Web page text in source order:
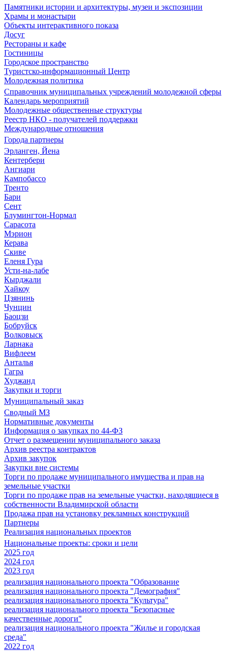
Памятники истории и архитектуры, музеи и экспозиции
Храмы и монастыри
Объекты интерактивного показа
Досуг
Рестораны и кафе
Гостиницы
Городское пространство
Туристско-информационный Центр
Молодежная политика
Справочник муниципальных учреждений молодежной сферы
Календарь мероприятий
Молодежные общественные структуры
Реестр НКО - получателей поддержки
Международные отношения
Города партнеры
Эрланген, Йена
Кентербери
Ангиари
Кампобассо
Тренто
Бари
Сент
Блумингтон-Нормал
Сарасота
Мэрион
Керава
Скиве
Еленя Гура
Усти-на-лабе
Кырджали
Хайкоу
Цзянинь
Чунцин
Баоцзи
Бобруйск
Волковыск
Ларнака
Вифлеем
Анталья
Гагра
Худжанд
Закупки и торги
Муниципальный заказ
Сводный МЗ
Нормативные документы
Информация о закупках по 44-ФЗ
Отчет о размещении муниципального заказа
Архив реестра контрактов
Архив закупок
Закупки вне системы
Торги по продаже муниципального имущества и прав на
земельные участки
Торги по продаже прав на земельные участки, находящиеся в
собственности Владимирской области
Продажа прав на установку рекламных конструкций
Партнеры
Реализация национальных проектов
Национальные проекты: сроки и цели
2025 год
2024 год
2023 год
реализация национального проекта "Образование
реализация национального проекта "Демография"
реализация национального проекта "Культура"
реализация национального проекта "Безопасные
качественные дороги"
реализация национального проекта "Жилье и городская
среда"
2022 год